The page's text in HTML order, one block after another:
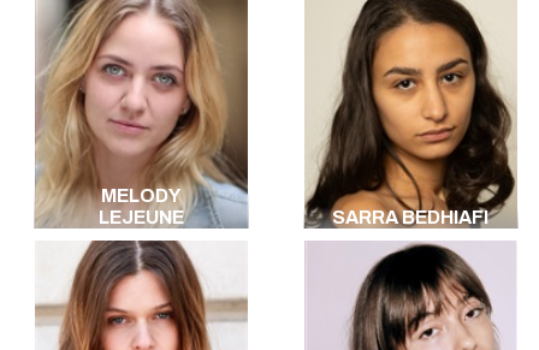
MELODY
LEJEUNE
SARRA BEDHIAFI